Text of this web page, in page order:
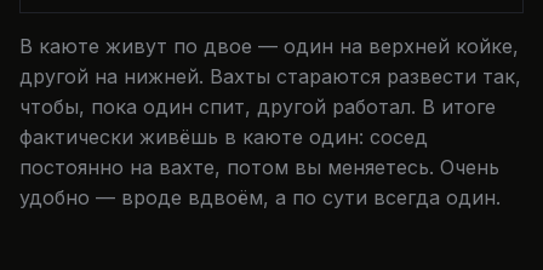
В каюте живут по двое — один на верхней койке,
другой на нижней. Вахты стараются развести так,
чтобы, пока один спит, другой работал. В итоге
фактически живёшь в каюте один: сосед
постоянно на вахте, потом вы меняетесь. Очень
удобно — вроде вдвоём, а по сути всегда один.